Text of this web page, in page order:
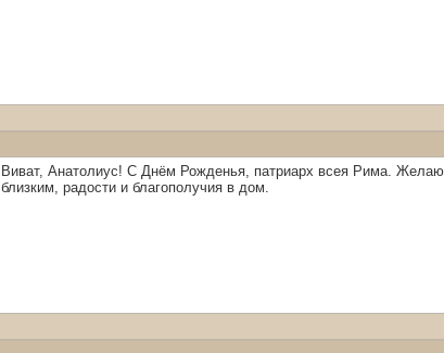
Виват, Анатолиус! С Днём Рожденья, патриарх всея Рима.
близким, радости и благополучия в дом.